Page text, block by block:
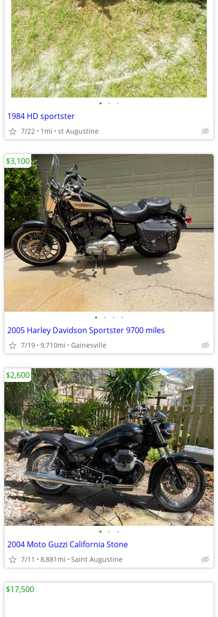
• • •
1984 HD sportster
7/22 1mi st Augustine
• • • •
2005 Harley Davidson Sportster 9700 miles
7/19 9,710mi Gainesville
$3,100
• • •
2004 Moto Guzzi California Stone
7/11 8,881mi Saint Augustine
$2,600
$17,500